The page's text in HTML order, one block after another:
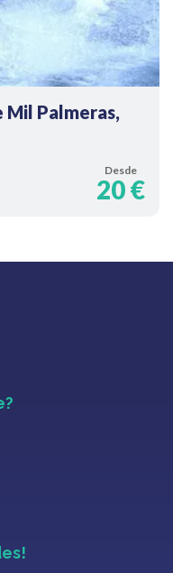
Mil Palmeras,
Desde
20 €